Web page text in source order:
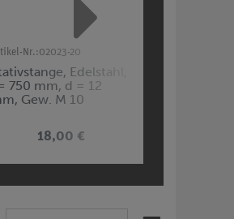
Nr.:02023-20
Edelstahl,
750 mm, d = 12
Gew. M 10
18,00 €